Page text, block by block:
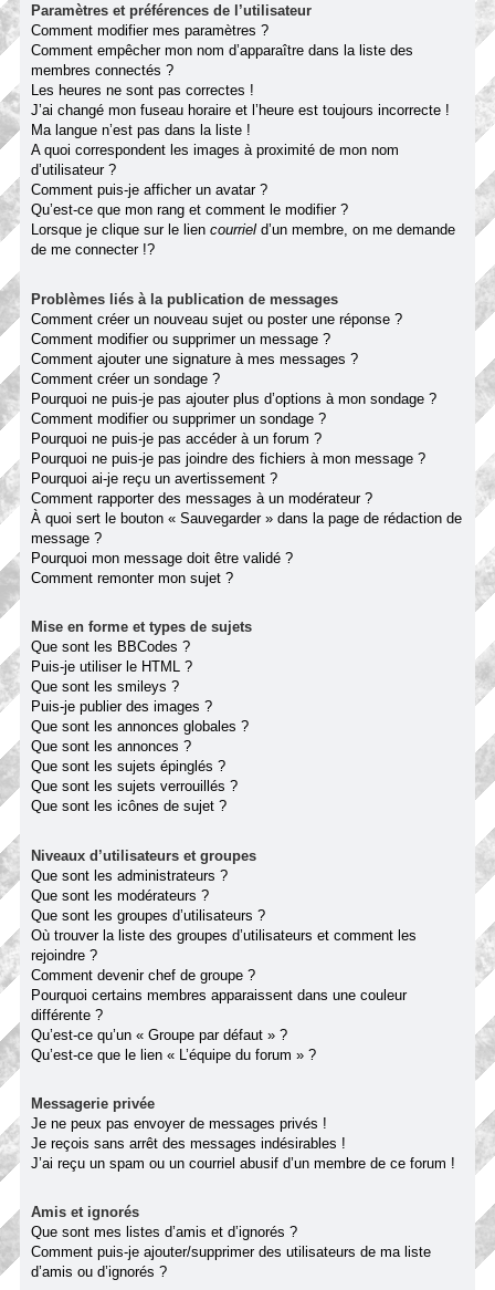
Paramètres et préférences de l’utilisateur
Comment modifier mes paramètres ?
Comment empêcher mon nom d’apparaître dans la liste des
membres connectés ?
Les heures ne sont pas correctes !
J’ai changé mon fuseau horaire et l’heure est toujours incorrecte !
Ma langue n’est pas dans la liste !
A quoi correspondent les images à proximité de mon nom
d’utilisateur ?
Comment puis-je afficher un avatar ?
Qu’est-ce que mon rang et comment le modifier ?
Lorsque je clique sur le lien courriel d’un membre, on me demande
de me connecter !?
Problèmes liés à la publication de messages
Comment créer un nouveau sujet ou poster une réponse ?
Comment modifier ou supprimer un message ?
Comment ajouter une signature à mes messages ?
Comment créer un sondage ?
Pourquoi ne puis-je pas ajouter plus d’options à mon sondage ?
Comment modifier ou supprimer un sondage ?
Pourquoi ne puis-je pas accéder à un forum ?
Pourquoi ne puis-je pas joindre des fichiers à mon message ?
Pourquoi ai-je reçu un avertissement ?
Comment rapporter des messages à un modérateur ?
À quoi sert le bouton « Sauvegarder » dans la page de rédaction de
message ?
Pourquoi mon message doit être validé ?
Comment remonter mon sujet ?
Mise en forme et types de sujets
Que sont les BBCodes ?
Puis-je utiliser le HTML ?
Que sont les smileys ?
Puis-je publier des images ?
Que sont les annonces globales ?
Que sont les annonces ?
Que sont les sujets épinglés ?
Que sont les sujets verrouillés ?
Que sont les icônes de sujet ?
Niveaux d’utilisateurs et groupes
Que sont les administrateurs ?
Que sont les modérateurs ?
Que sont les groupes d’utilisateurs ?
Où trouver la liste des groupes d’utilisateurs et comment les
rejoindre ?
Comment devenir chef de groupe ?
Pourquoi certains membres apparaissent dans une couleur
différente ?
Qu’est-ce qu’un « Groupe par défaut » ?
Qu’est-ce que le lien « L’équipe du forum » ?
Messagerie privée
Je ne peux pas envoyer de messages privés !
Je reçois sans arrêt des messages indésirables !
J’ai reçu un spam ou un courriel abusif d’un membre de ce forum !
Amis et ignorés
Que sont mes listes d’amis et d’ignorés ?
Comment puis-je ajouter/supprimer des utilisateurs de ma liste
d’amis ou d’ignorés ?